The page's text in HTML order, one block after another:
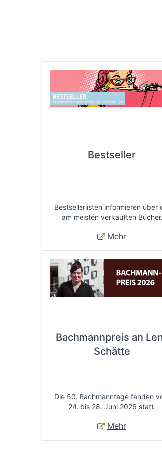
Bestseller
Bestsellerlisten informieren über
am meisten verkauften Bücher.
Mehr
Bachmannpreis an
Schätte
Die 50. Bachmanntage fanden
24. bis 28. Juni 2026 statt.
Mehr